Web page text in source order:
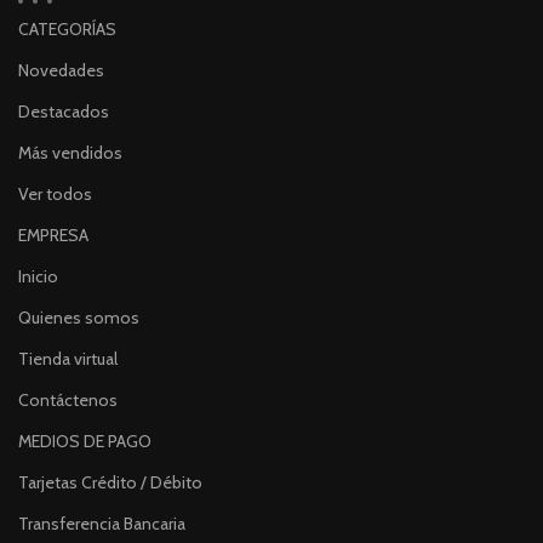
calidad y sin vencimiento!
CATEGORÍAS
Novedades
Destacados
Más vendidos
Ver todos
EMPRESA
Inicio
Quienes somos
Tienda virtual
Contáctenos
MEDIOS DE PAGO
Tarjetas Crédito / Débito
Transferencia Bancaria